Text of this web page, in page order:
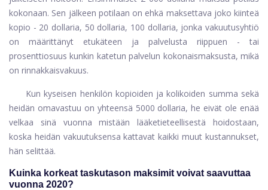
kokonaan. Sen jälkeen potilaan on ehkä maksettava joko kiinteä
kopio - 20 dollaria, 50 dollaria, 100 dollaria, jonka vakuutusyhtiö
on määrittänyt etukäteen ja palvelusta riippuen - tai
prosenttiosuus kunkin katetun palvelun kokonaismaksusta, mikä
on rinnakkaisvakuus.
Kun kyseisen henkilön kopioiden ja kolikoiden summa sekä
heidän omavastuu on yhteensä 5000 dollaria, he eivät ole enää
velkaa sinä vuonna mistään lääketieteellisestä hoidostaan,
koska heidän vakuutuksensa kattavat kaikki muut kustannukset,
hän selittää.
Kuinka korkeat taskutason maksimit voivat saavuttaa
vuonna 2020?